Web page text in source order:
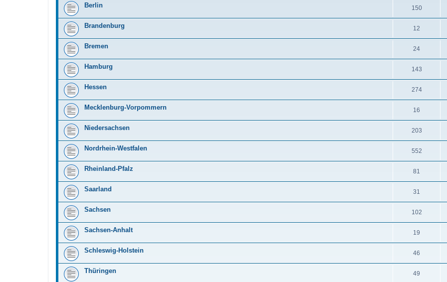
Berlin 150
Brandenburg 12
Bremen 24
Hamburg 143
Hessen 274
Mecklenburg-Vorpommern 16
Niedersachsen 203
Nordrhein-Westfalen 552
Rheinland-Pfalz 81
Saarland 31
Sachsen 102
Sachsen-Anhalt 19
Schleswig-Holstein 46
Thüringen 49